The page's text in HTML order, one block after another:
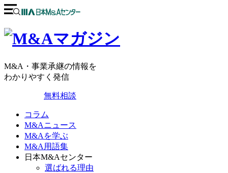
M&A・事業承継の情報を
わかりやすく発信
無料相談
コラム
M&Aニュース
M&Aを学ぶ
M&A用語集
日本M&Aセンター
選ばれる理由